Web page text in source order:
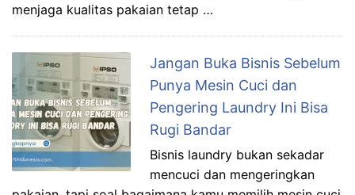
menjaga kualitas pakaian tetap …
Jangan Buka Bisnis Sebelum
Punya Mesin Cuci dan
Pengering Laundry Ini Bisa
Rugi Bandar
Bisnis laundry bukan sekadar
mencuci dan mengeringkan